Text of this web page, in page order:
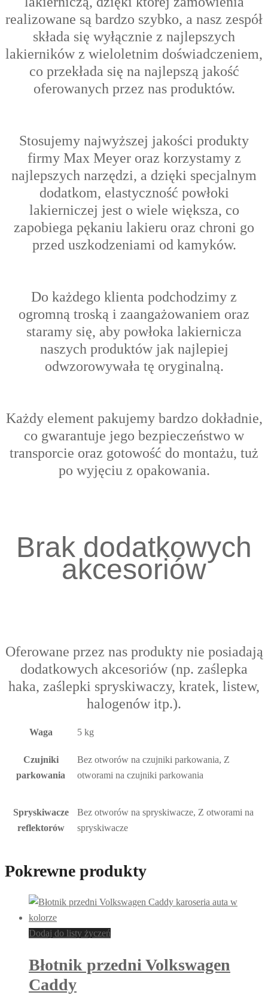
realizowane są bardzo szybko, a nasz zespół
składa się wyłącznie z najlepszych
lakierników z wieloletnim doświadczeniem,
co przekłada się na najlepszą jakość
oferowanych przez nas produktów.
Stosujemy najwyższej jakości produkty
firmy Max Meyer oraz korzystamy z
najlepszych narzędzi, a dzięki specjalnym
dodatkom, elastyczność powłoki
lakierniczej jest o wiele większa, co
zapobiega pękaniu lakieru oraz chroni go
przed uszkodzeniami od kamyków.
Do każdego klienta podchodzimy z
ogromną troską i zaangażowaniem oraz
staramy się, aby powłoka lakiernicza
naszych produktów jak najlepiej
odwzorowywała tę oryginalną.
Każdy element pakujemy bardzo dokładnie,
co gwarantuje jego bezpieczeństwo w
transporcie oraz gotowość do montażu, tuż
po wyjęciu z opakowania.
Brak dodatkowych
akcesoriów
Oferowane przez nas produkty nie posiadają
dodatkowych akcesoriów (np. zaślepka
haka, zaślepki spryskiwaczy, kratek, listew,
halogenów itp.).
Waga 5 kg
Czujniki
parkowania
Bez otworów na czujniki parkowania, Z
otworami na czujniki parkowania
Spryskiwacze
reflektorów
Bez otworów na spryskiwacze, Z otworami na
spryskiwacze
Pokrewne produkty
Dodaj do listy życzeń
Błotnik przedni Volkswagen
Caddy